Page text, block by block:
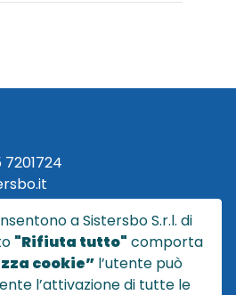
a Sistersbo S.r.l. di
"Rifiuta tutto" comporta
cookie”l’utente può
l’attivazione di tutte le